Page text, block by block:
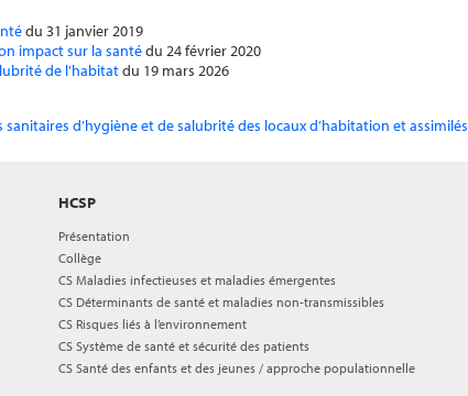
du 31 janvier 2019
impact sur la santédu 24 février 2020
de l'habitatdu 19 mars 2026
d’hygiène et de salubrité des locaux d’habitation et assimilés
HCSP
Présentation
Collège
CS Maladies infectieuses et maladies émergentes
CS Déterminants de santé et maladies non-transmissibles
CS Risques liés à l’environnement
CS Système de santé et sécurité des patients
CS Santé des enfants et des jeunes / approche populationnelle